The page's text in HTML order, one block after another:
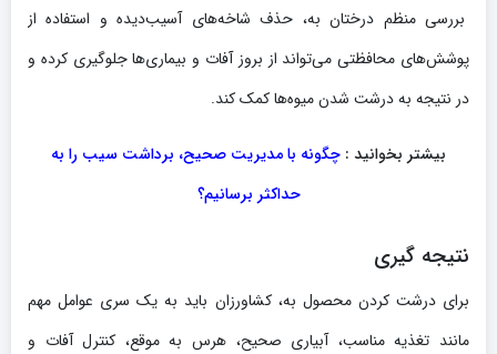
بررسی منظم درختان به، حذف شاخه‌های آسیب‌دیده و استفاده از
پوشش‌های محافظتی می‌تواند از بروز آفات و بیماری‌ها جلوگیری کرده و
در نتیجه به درشت شدن میوه‌ها کمک کند.
بیشتر بخوانید : چگونه با مدیریت صحیح، برداشت سیب را به
حداکثر برسانیم؟
نتیجه‌ گیری
برای درشت کردن محصول به، کشاورزان باید به یک سری عوامل مهم
مانند تغذیه مناسب، آبیاری صحیح، هرس به موقع، کنترل آفات و